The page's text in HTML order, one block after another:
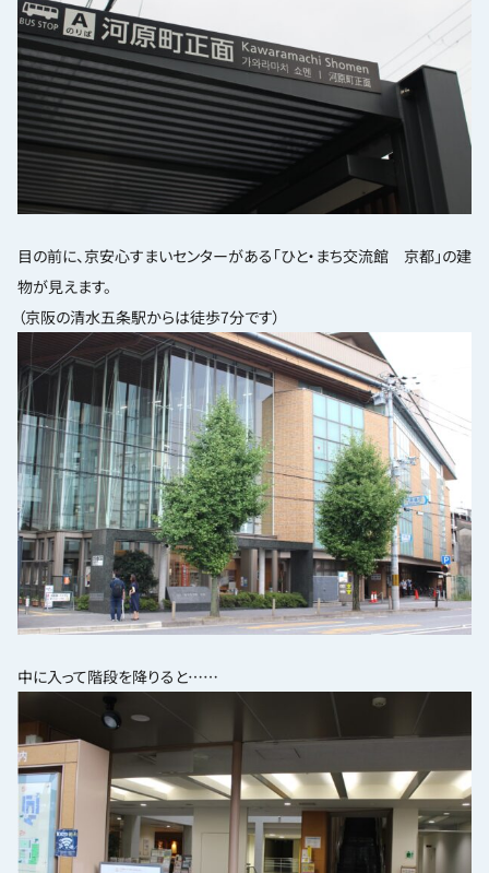
目の前に、京安心すまいセンターがある「ひと・まち交流館 京都」の建
物が見えます。
（京阪の清水五条駅からは徒歩7分です）
中に入って階段を降りると……